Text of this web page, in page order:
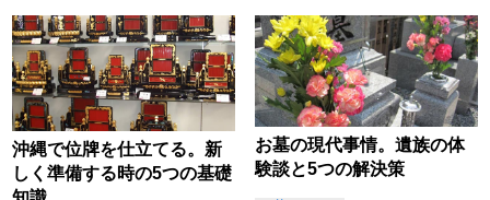
沖縄で位牌を仕立てる。新
しく準備する時の5つの基礎
お墓の現代事情。遺族の体
験談と5つの解決策